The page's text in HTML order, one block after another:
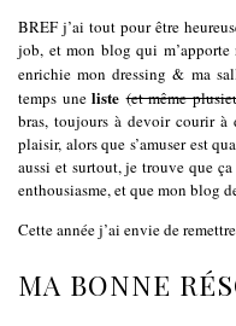
BREF j’ai tout pour être
job, et mon blog qui m’apporte
enrichie mon dressing & ma
temps uneliste (et même
bras, toujours à devoir courir
plaisir, alors que s’amuser est
aussi et surtout, je trouve que
enthousiasme, et que mon blog
Cette année j’ai envie de
MA BONNE